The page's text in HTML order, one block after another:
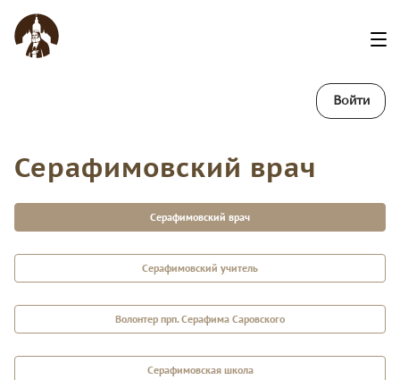
Войти
Серафимовский врач
Серафимовский врач
Серафимовский учитель
Волонтер прп. Серафима Саровского
Серафимовская школа